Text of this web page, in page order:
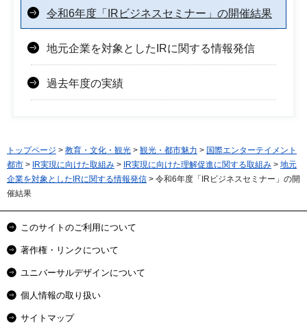
令和6年度「IRビジネスセミナー」の開催結果
地元企業を対象としたIRに関する情報発信
過去年度の実績
トップページ > 教育・文化・観光 > 観光・都市魅力 > 国際エンターテイメント
都市 > IR実現に向けた取組み > IR実現に向けた理解促進に関する取組み > 地元
企業を対象としたIRに関する情報発信 > 令和6年度「IRビジネスセミナー」の開
催結果
このサイトのご利用について
著作権・リンクについて
ユニバーサルデザインについて
個人情報の取り扱い
サイトマップ